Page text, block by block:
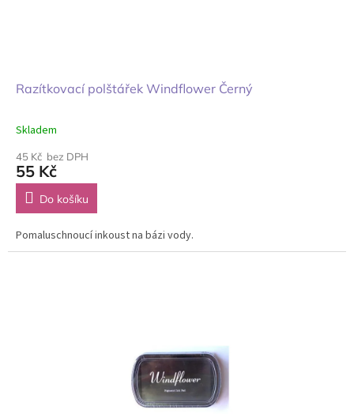
Razítkovací polštářek Windflower Černý
Skladem
45 Kč bez DPH
55 Kč
Do košíku
Pomaluschnoucí inkoust na bázi vody.